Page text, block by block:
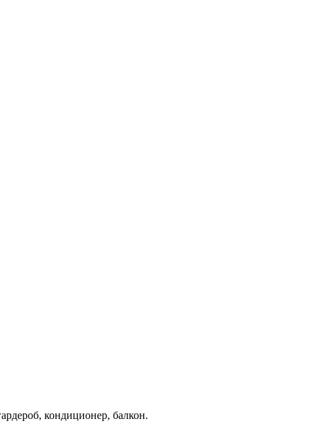
кондиционер, балкон.